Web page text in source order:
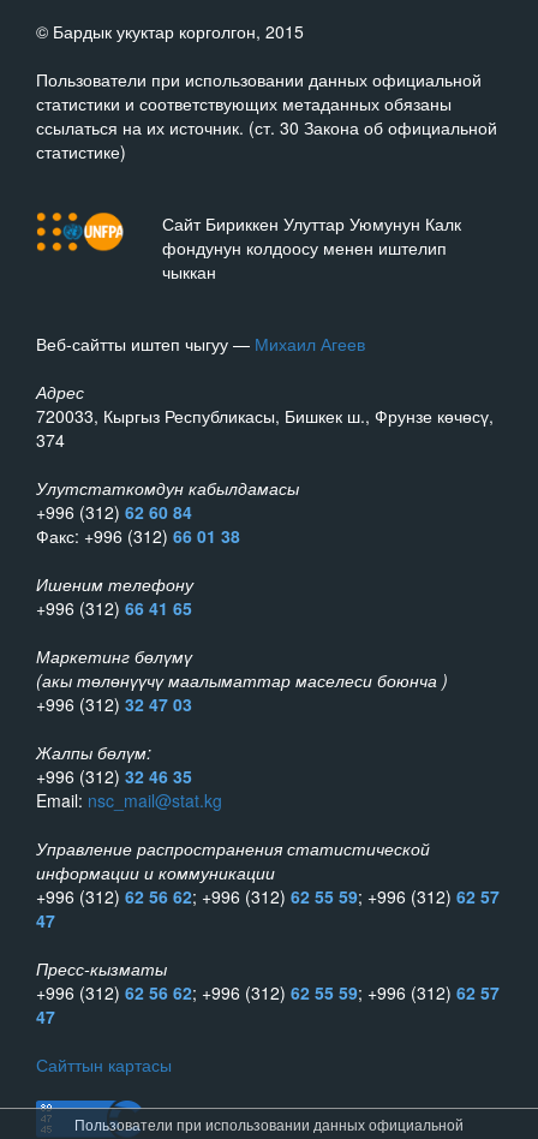
© Бардык укуктар корголгон, 2015
Пользователи при использовании данных официальной
статистики и соответствующих метаданных обязаны
ссылаться на их источник. (ст. 30 Закона об официальной
статистике)
Сайт Бириккен Улуттар Уюмунун Калк
фондунун колдоосу менен иштелип
чыккан
Веб-сайтты иштеп чыгуу — Михаил Агеев
Адрес
720033, Кыргыз Республикасы, Бишкек ш., Фрунзе көчөсү,
374
Улутстаткомдун кабылдамасы
+996 (312) 62 60 84
Факс: +996 (312) 66 01 38
Ишеним телефону
+996 (312) 66 41 65
Маркетинг бөлүмү
(акы төлөнүүчү маалыматтар маселеси боюнча )
+996 (312) 32 47 03
Жалпы бөлүм:
+996 (312) 32 46 35
Email: nsc_mail@stat.kg
Управление распространения статистической
информации и коммуникации
+996 (312) 62 56 62; +996 (312) 62 55 59; +996 (312) 62 57
47
Пресс-кызматы
+996 (312) 62 56 62; +996 (312) 62 55 59; +996 (312) 62 57
47
Сайттын картасы
Пользователи при использовании данных официальной